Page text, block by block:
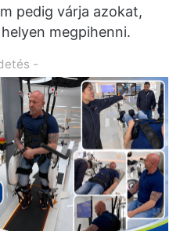
pedig várja azokat,
megpihenni.
-